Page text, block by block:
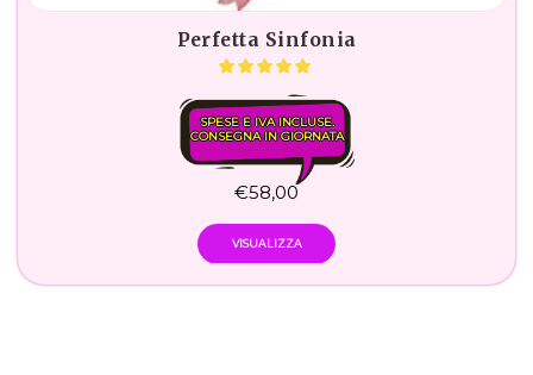
Perfetta Sinfonia
SPESE E IVA INCLUSE.
CONSEGNA IN GIORNATA
€58,00
VISUALIZZA